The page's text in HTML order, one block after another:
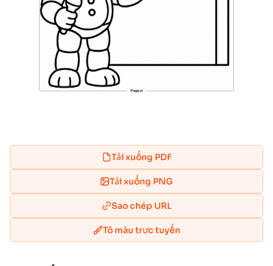
Tải xuống PDF
Tải xuống PNG
Sao chép URL
Tô màu trực tuyến